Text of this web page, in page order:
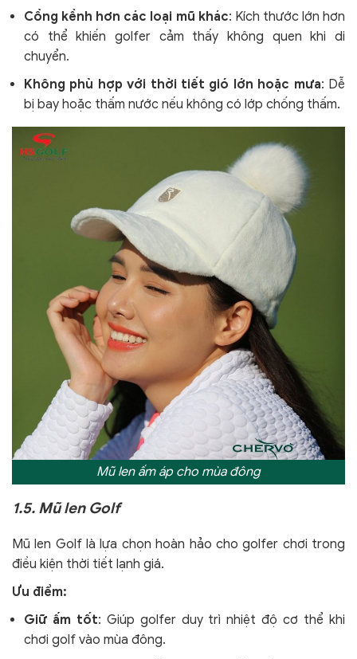
Cồng kềnh hơn các loại mũ khác: Kích thước lớn hơn
có thể khiến golfer cảm thấy không quen khi di
chuyển.
Không phù hợp với thời tiết gió lớn hoặc mưa: Dễ
bị bay hoặc thấm nước nếu không có lớp chống thấm.
Mũ len ấm áp cho mùa đông
1.5. Mũ len Golf
Mũ len Golf là lựa chọn hoàn hảo cho golfer chơi trong
điều kiện thời tiết lạnh giá.
Ưu điểm:
Giữ ấm tốt: Giúp golfer duy trì nhiệt độ cơ thể khi
chơi golf vào mùa đông.